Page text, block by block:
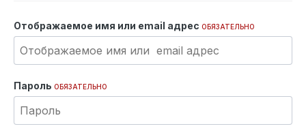
Отображаемое имя или email адрес ОБЯЗАТЕЛЬНО
Пароль ОБЯЗАТЕЛЬНО